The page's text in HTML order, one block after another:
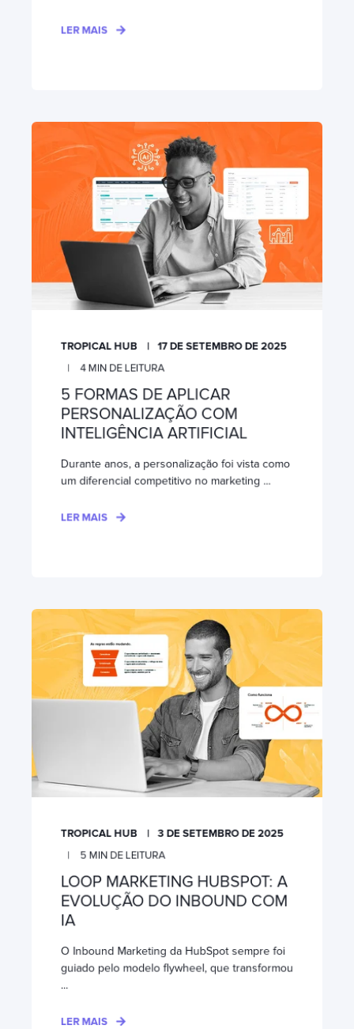
LER MAIS
TROPICAL HUB
17 DE SETEMBRO DE 2025
4MIN DE LEITURA
5 FORMAS DE APLICAR
PERSONALIZAÇÃO COM
INTELIGÊNCIA ARTIFICIAL
Durante anos, a personalização foi vista como
um diferencial competitivo no marketing ...
LER MAIS
TROPICAL HUB
3 DE SETEMBRO DE 2025
5 MIN DE LEITURA
LOOP MARKETING HUBSPOT: A
EVOLUÇÃO DO INBOUND COM
IA
O Inbound Marketing da HubSpot sempre foi
guiado pelo modelo flywheel, que transformou
...
LER MAIS